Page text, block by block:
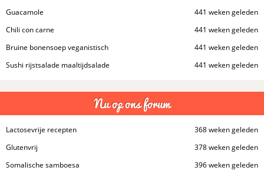
441 weken geleden
Guacamole
441 weken geleden
Chili con carne
441 weken geleden
Bruine bonensoep veganistisch
441 weken geleden
Sushi rijstsalade maaltijdsalade
Nu op ons forum
368 weken geleden
Lactosevrije recepten
378 weken geleden
Glutenvrij
396 weken geleden
Somalische samboesa